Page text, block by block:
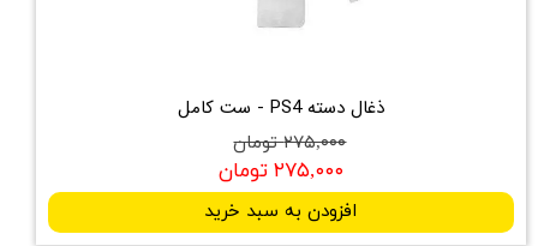
ذغال دسته PS4 - ست کامل
۲۷۵,۰۰۰ تومان
۲۷۵,۰۰۰ تومان
افزودن به سبد خرید